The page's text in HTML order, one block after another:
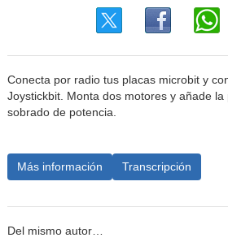
Conecta por radio tus placas microbit y
Joystickbit. Monta dos motores y añade
sobrado de potencia.
Más información Transcripción
Del mismo autor…